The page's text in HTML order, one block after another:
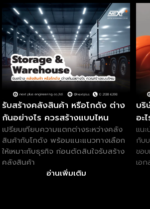
รับสร้างคลังสินค้า หรือโกดัง ต่าง
กันอย่างไร ควรสร้างแบบไหน
เปรียบเทียบความแตกต่างระหว่างคลัง
สินค้ากับโกดัง พร้อมแนะแนวทางเลือก
ให้เหมาะกับธุรกิจ ก่อนตัดสินใจรับสร้าง
คลังสินค้า
อ่านเพิ่มเติม
บริ
อะ
แน
กับ
ขอ
เอ